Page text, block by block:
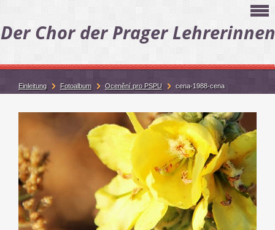
Der Chor der Prager Lehrerinnen
Einleitung Fotoalbum Ocenění pro PSPU cena-1988-cena